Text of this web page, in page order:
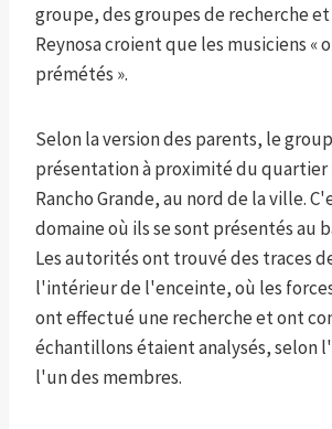
groupe, des groupes de recherche et
Reynosa croient que les musiciens «
prémétés ».
Selon la version des parents, le
présentation à proximité du quartier
Rancho Grande, au nord de la ville.
domaine où ils se sont présentés au
Les autorités ont trouvé des traces
l'intérieur de l'enceinte, où les
ont effectué une recherche et ont
échantillons étaient analysés, selon
l'un des membres.